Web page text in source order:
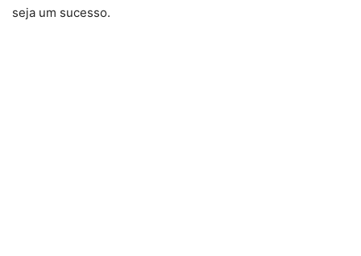
seja um sucesso.